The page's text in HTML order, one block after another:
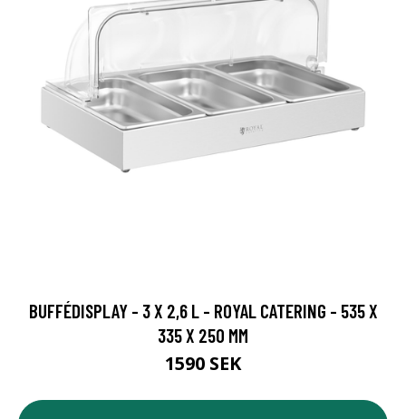
BUFFÉDISPLAY - 3 X 2,6 L - ROYAL CATERING - 535 X
335 X 250 MM
1590 SEK